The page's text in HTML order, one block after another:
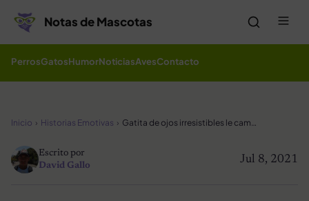
Notas de Mascotas
PerrosGatosHumorNoticiasAvesContacto
Inicio Historias Emotivas Gatita de ojos irresistibles le cambia la vida cuando encuentra una mujer que la ayude
Jul 8, 2021
Escrito por
David Gallo